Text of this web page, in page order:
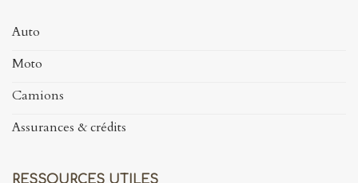
Auto
Moto
Camions
Assurances & crédits
RESSOURCES UTILES